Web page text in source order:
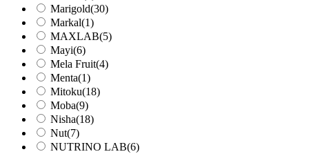
Marigold(30)
Markal(1)
MAXLAB(5)
Mayi(6)
Mela Fruit(4)
Menta(1)
Mitoku(18)
Moba(9)
Nisha(18)
Nut(7)
NUTRINO LAB(6)